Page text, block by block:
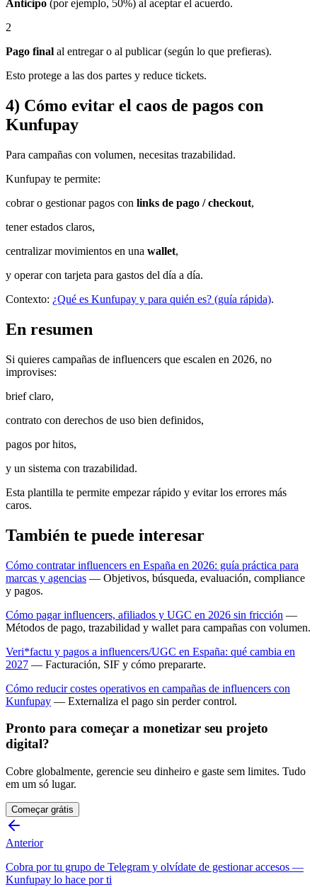
Anticipo (por ejemplo, 50%) al aceptar el acuerdo.
2
Pago final al entregar o al publicar (según lo que prefieras).
Esto protege a las dos partes y reduce tickets.
4) Cómo evitar el caos de pagos con
Kunfupay
Para campañas con volumen, necesitas trazabilidad.
Kunfupay te permite:
cobrar o gestionar pagos con links de pago / checkout,
tener estados claros,
centralizar movimientos en una wallet,
y operar con tarjeta para gastos del día a día.
Contexto: ¿Qué es Kunfupay y para quién es? (guía rápida).
En resumen
Si quieres campañas de influencers que escalen en 2026, no
improvises:
brief claro,
contrato con derechos de uso bien definidos,
pagos por hitos,
y un sistema con trazabilidad.
Esta plantilla te permite empezar rápido y evitar los errores más
caros.
También te puede interesar
Cómo contratar influencers en España en 2026: guía práctica para
marcas y agencias — Objetivos, búsqueda, evaluación, compliance
y pagos.
Cómo pagar influencers, afiliados y UGC en 2026 sin fricción —
Métodos de pago, trazabilidad y wallet para campañas con volumen.
Veri*factu y pagos a influencers/UGC en España: qué cambia en
2027 — Facturación, SIF y cómo prepararte.
Cómo reducir costes operativos en campañas de influencers con
Kunfupay — Externaliza el pago sin perder control.
Pronto para começar a monetizar seu projeto
digital?
Cobre globalmente, gerencie seu dinheiro e gaste sem limites. Tudo
em um só lugar.
Começar grátis
Anterior
Cobra por tu grupo de Telegram y olvídate de gestionar accesos —
Kunfupay lo hace por ti